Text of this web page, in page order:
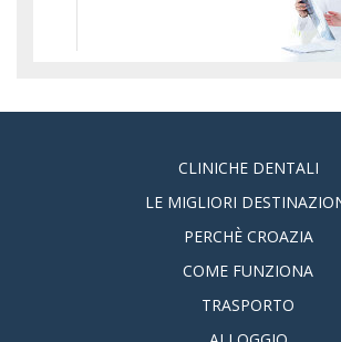
CLINICHE DENTALI
LE MIGLIORI
PERCHÈ CROAZIA
COME FUNZIONA
TRASPORTO